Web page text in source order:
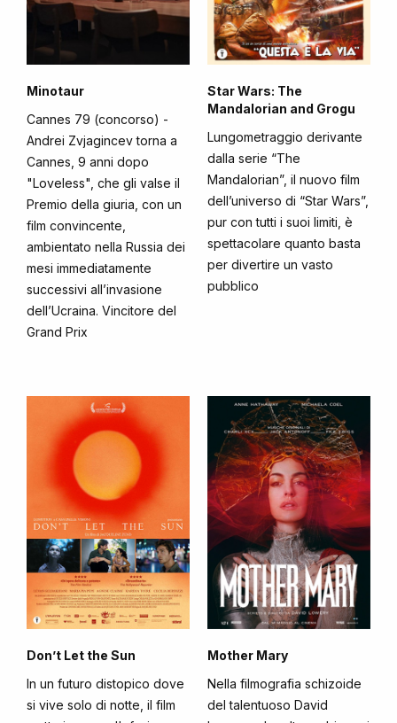
Minotaur
Cannes 79 (concorso) -
Andrei Zvjagincev torna a
Cannes, 9 anni dopo
"Loveless", che gli valse il
Premio della giuria, con un
film convincente,
ambientato nella Russia dei
mesi immediatamente
successivi all’invasione
dell’Ucraina. Vincitore del
Grand Prix
Star Wars: The
Mandalorian and Grogu
Lungometraggio derivante
dalla serie “The
Mandalorian”, il nuovo film
dell’universo di “Star Wars”,
pur con tutti i suoi limiti, è
spettacolare quanto basta
per divertire un vasto
pubblico
Don’t Let the Sun
In un futuro distopico dove
si vive solo di notte, il film
Mother Mary
Nella filmografia schizoide
del talentuoso David